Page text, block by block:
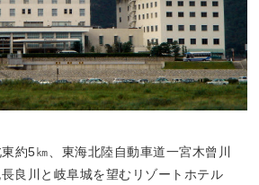
約5㎞、東海北陸自動車道一宮木曾川
良川と岐阜城を望むリゾートホテル